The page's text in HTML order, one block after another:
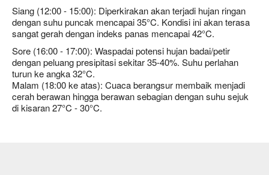
Siang (12:00 - 15:00): Diperkirakan akan terjadi hujan ringan
dengan suhu puncak mencapai 35°C. Kondisi ini akan terasa
sangat gerah dengan indeks panas mencapai 42°C.
Sore (16:00 - 17:00): Waspadai potensi hujan badai/petir
dengan peluang presipitasi sekitar 35-40%. Suhu perlahan
turun ke angka 32°C.
Malam (18:00 ke atas): Cuaca berangsur membaik menjadi
cerah berawan hingga berawan sebagian dengan suhu sejuk
di kisaran 27°C - 30°C.